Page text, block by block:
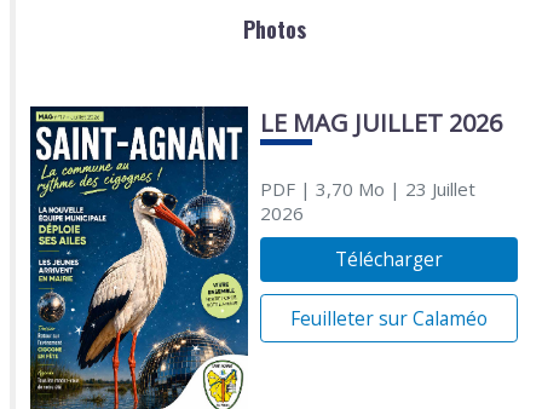
Photos
LE MAG JUILLET 2026
PDF| 3,70 Mo | 23 Juillet
2026
Télécharger
Feuilleter sur Calaméo